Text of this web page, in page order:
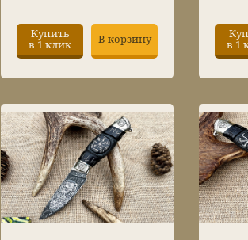
Купить
в 1 клик
В корзину
в 1